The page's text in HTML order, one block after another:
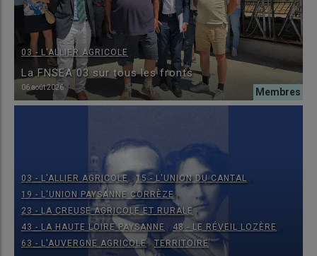
03 - L'ALLIER AGRICOLE
La FNSEA 03 sur tous les fronts
06 août 2026
03 - L'ALLIER AGRICOLE , 15 - L'UNION DU CANTAL ,
19 - L'UNION PAYSANNE CORRÈZE ,
23 - LA CREUSE AGRICOLE ET RURALE ,
43 - LA HAUTE LOIRE PAYSANNE , 48 - LE RÉVEIL LOZÈRE ,
63 - L'AUVERGNE AGRICOLE ,TERRITOIRE